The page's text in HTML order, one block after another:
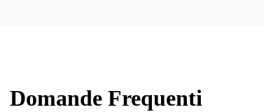
Domande Frequenti